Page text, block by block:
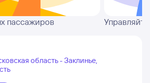
пассажиров
область - Заклинье,